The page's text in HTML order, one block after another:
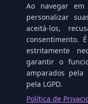
Ao navegar
personalizar
aceitá-los,
consentimento.
estritamente
garantir o
amparados
pela LGPD.
Política de